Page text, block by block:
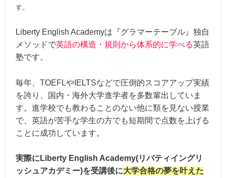
す。
Liberty English Academyは『グラマーテーブル』独自
メソッドで英語の構造・規則から体系的に学べる英語
塾です。
毎年、TOEFLやIELTSなどで圧倒的スコアアップ実績
を誇り、国内・海外大学進学者を多数輩出していま
す。進学校でも教わることのない他に類を見ない授業
で、英語が苦手な学生の方でも短期間で点数を上げる
ことに成功しています。
実際にLiberty English Academy(リバティイングリ
ッシュアカデミー)を受講後に大学合格の夢を叶えた